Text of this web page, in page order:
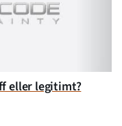
eller legitimt?